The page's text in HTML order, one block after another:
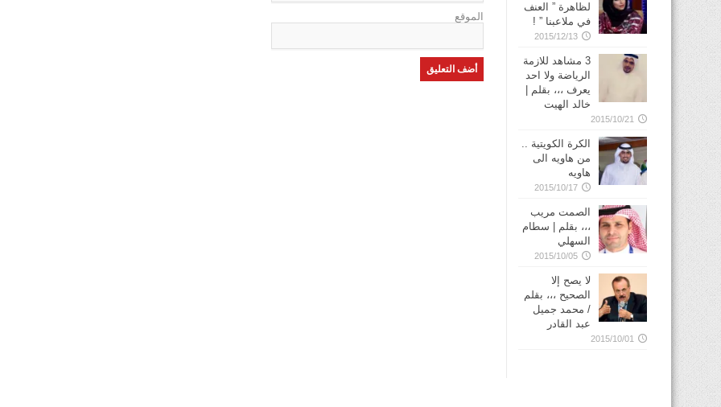
الموقع
لظاهرة ” العنف
في ملاعبنا ” !
2015/12/13
3 مشاهد للازمة
الرياضة ولا احد
يعرف ،،، بقلم |
خالد الهيت
2015/10/21
الكرة الكويتية ..
من هاويه الى
هاويه
2015/10/17
الصمت مريب
،،، بقلم | سطام
السهلي
2015/10/05
لا يصح إلا
الصحيح ،،، بقلم
/ محمد جميل
عبد القادر
2015/10/01